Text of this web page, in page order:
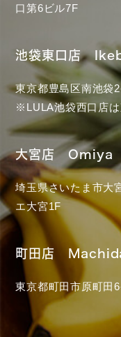
口第6ビル7F
池袋東口店
東京都豊島区南池
※LULA池袋西口店は
大宮店 Omiya
埼玉県さいたま市
エ大宮1F
町田店
東京都町田市原町